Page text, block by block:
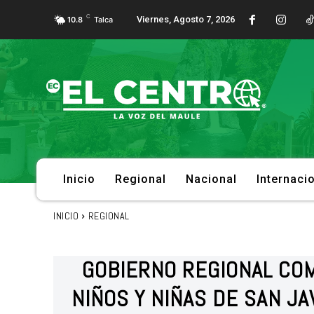
10.8 C Talca Viernes, Agosto 7, 2026
Inicio Regional Nacional
INICIO REGIONAL
GOBIERNO REGIONAL
NIÑOS Y NIÑAS DE SAN